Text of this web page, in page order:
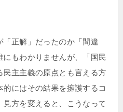
正解」だったのか「間違
にもわかりませんが、「国民
民主主義の原点とも言える方
にはその結果を擁護するコ
見方を変えると、こうなって